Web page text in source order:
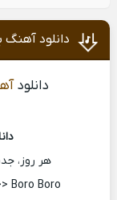
دانلود آهنگ
دانلود
هر روز،
Boro Boro